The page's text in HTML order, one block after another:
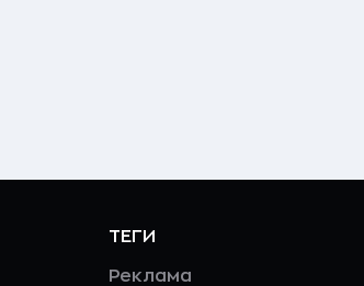
ТЕГИ
Реклама